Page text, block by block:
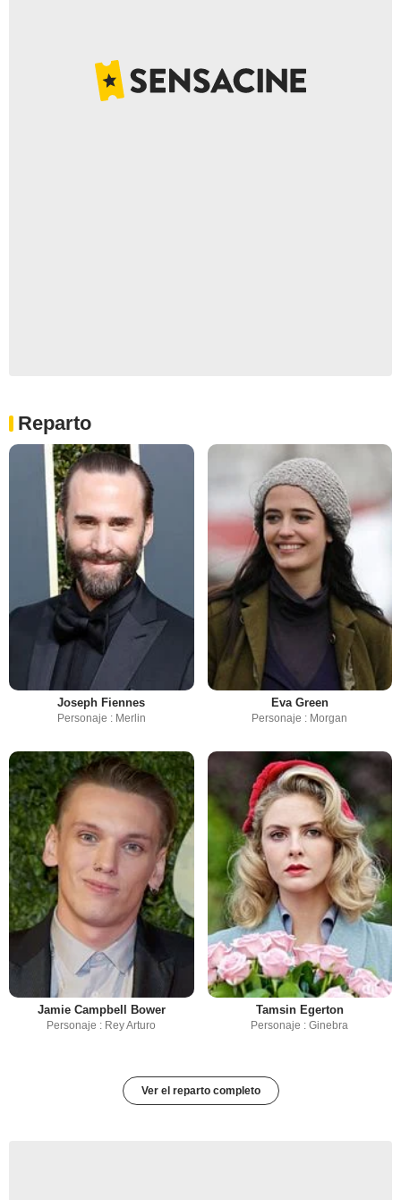
Reparto
Joseph Fiennes
Personaje : Merlin
Eva Green
Personaje : Morgan
Jamie Campbell Bower
Personaje : Rey Arturo
Tamsin Egerton
Personaje : Ginebra
Ver el reparto completo